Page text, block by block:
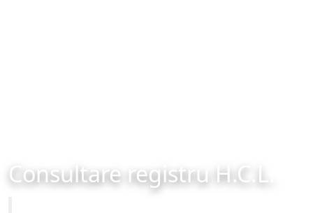
Consultare registru H.C.L.